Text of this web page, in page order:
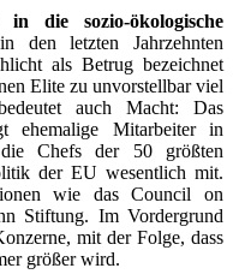
die sozio-ökologische
den letzten Jahrzehnten
als Betrug bezeichnet
Elite zu unvorstellbar viel
auch Macht: Das
ehemalige Mitarbeiter in
Chefs der 50 größten
der EU wesentlich mit.
wie das Council on
Stiftung. Im Vordergrund
mit der Folge, dass
größer wird.